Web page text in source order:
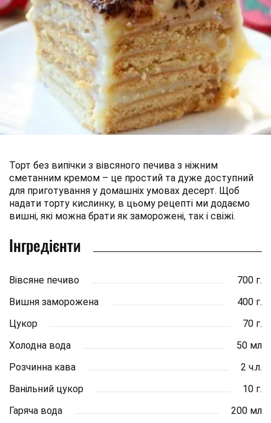
Торт без випічки з вівсяного печива з ніжним
сметанним кремом – це простий та дуже доступний
для приготування у домашніх умовах десерт. Щоб
надати торту кислинку, в цьому рецепті ми додаємо
вишні, які можна брати як заморожені, так і свіжі.
Інгредієнти
Вівсяне печиво
700 г.
Вишня заморожена
400 г.
Цукор
70 г.
Холодна вода
50 мл
Розчинна кава
2 ч.л.
Ванільний цукор
10 г.
Гаряча вода
200 мл